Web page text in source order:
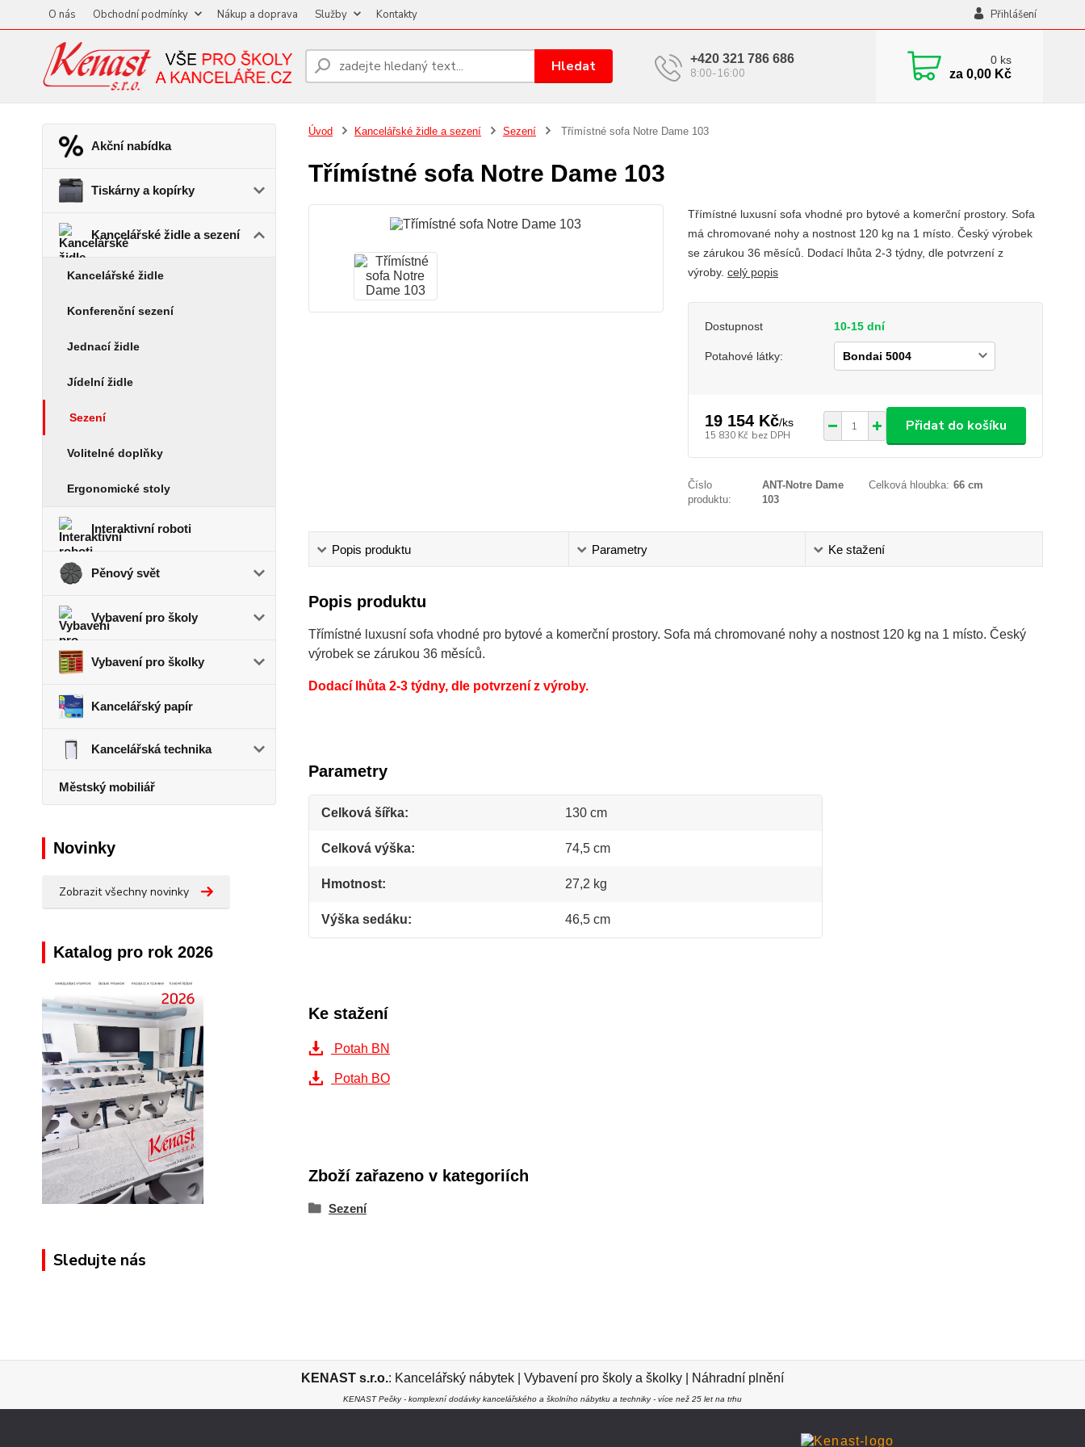
O nás Obchodní podmínky Nákup a doprava Služby Kontakty Přihlášení
Hledat +420 321 786 686
8:00-16:00
0 ks
za 0,00 Kč
Akční nabídka
Tiskárny a kopírky
Kancelářské židle a sezení
Kancelářské židle
Konferenční sezení
Jednací židle
Jídelní židle
Sezení
Volitelné doplňky
Ergonomické stoly
Interaktivní roboti
Pěnový svět
Vybavení pro školy
Vybavení pro školky
Kancelářský papír
Kancelářská technika
Městský mobiliář
Novinky
Zobrazit všechny novinky
Katalog pro rok 2026
Sledujte nás
Úvod Kancelářské židle a sezení Sezení Třímístné sofa Notre Dame 103
Třímístné sofa Notre Dame 103
Třímístné luxusní sofa vhodné pro bytové a komerční prostory. Sofa
má chromované nohy a nostnost 120 kg na 1 místo. Český výrobek
se zárukou 36 měsíců. Dodací lhůta 2-3 týdny, dle potvrzení z
výroby. celý popis
Dostupnost 10-15 dní
Potahové látky:
19 154 Kč/ks
15 830 Kč bez DPH
Přidat do košíku
Číslo
produktu:
ANT-Notre Dame
103
Celková hloubka: 66 cm
Popis produktu Parametry Ke stažení
Popis produktu
Třímístné luxusní sofa vhodné pro bytové a komerční prostory. Sofa má chromované nohy a nostnost 120 kg na 1 místo. Český
výrobek se zárukou 36 měsíců.
Dodací lhůta 2-3 týdny, dle potvrzení z výroby.
Parametry
Celková šířka 130 cm
Celková výška 74,5 cm
Hmotnost 27,2 kg
Výška sedáku 46,5 cm
Ke stažení
Potah BN
Potah BO
Zboží zařazeno v kategoriích
Sezení
KENAST s.r.o.: Kancelářský nábytek Vybavení pro školy a školky Náhradní plnění
KENAST Pečky - komplexní dodávky kancelářského a školního nábytku a techniky - více než 25 let na trhu